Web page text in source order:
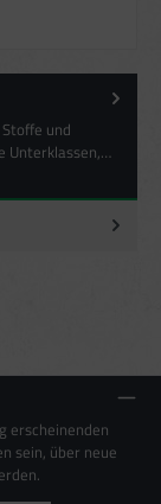
und
Unterklassen,…
erscheinenden
sein, über neue